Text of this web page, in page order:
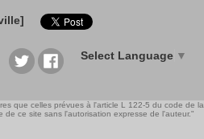
Select Language ▼
que celles prévues à l'article L 122-5 du code de la
ce site sans l'autorisation expresse de l'auteur."